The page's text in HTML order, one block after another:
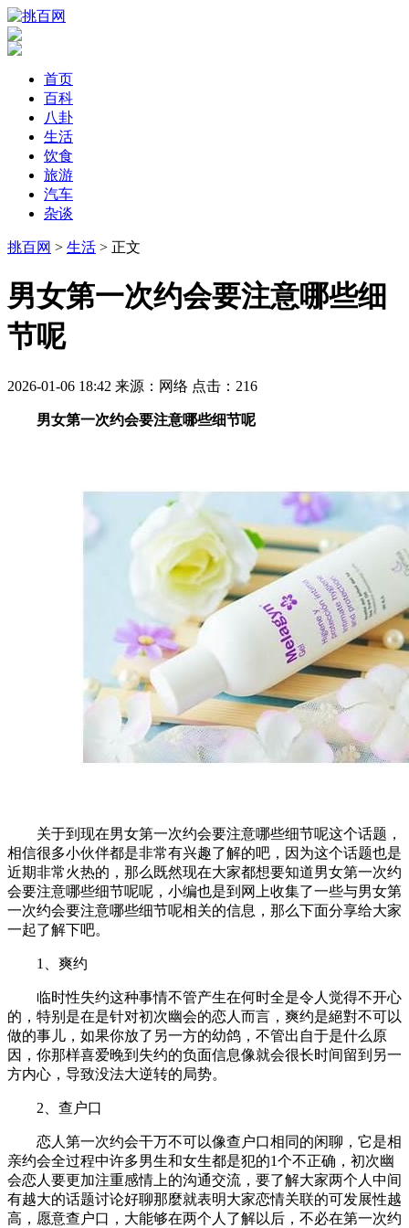
首页
百科
八卦
生活
饮食
旅游
汽车
杂谈
挑百网 > 生活 > 正文
​男女第一次约会要注意哪些细
节呢
2026-01-06 18:42 来源：网络 点击： 216
男女第一次约会要注意哪些细节呢
关于到现在男女第一次约会要注意哪些细节呢这个话题，
相信很多小伙伴都是非常有兴趣了解的吧，因为这个话题也是
近期非常火热的，那么既然现在大家都想要知道男女第一次约
会要注意哪些细节呢呢，小编也是到网上收集了一些与男女第
一次约会要注意哪些细节呢相关的信息，那么下面分享给大家
一起了解下吧。
1、爽约
临时性失约这种事情不管产生在何时全是令人觉得不开心
的，特别是在是针对初次幽会的恋人而言，爽约是絕對不可以
做的事儿，如果你放了另一方的幼鸽，不管出自于是什么原
因，你那样喜爱晚到失约的负面信息像就会很长时间留到另一
方内心，导致没法大逆转的局势。
2、查户口
恋人第一次约会干万不可以像查户口相同的闲聊，它是相
亲约会全过程中许多男生和女生都是犯的1个不正确，初次幽
会恋人要更加注重感情上的沟通交流，要了解大家两个人中间
有越大的话题讨论好聊那麼就表明大家恋情关联的可发展性越
高，愿意查户口，大能够在两个人了解以后，不必在第一次约